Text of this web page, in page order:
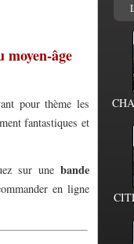
moyen-âge
pour thème les
fantastiques et
sur une bande
en ligne